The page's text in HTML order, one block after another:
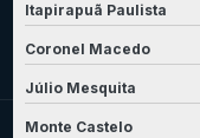
Itapirapuã Paulista
Coronel Macedo
Júlio Mesquita
Monte Castelo